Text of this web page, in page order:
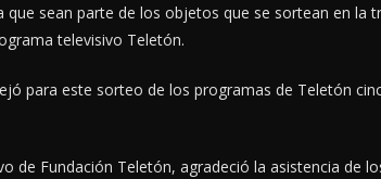
sean parte de los objetos que se sortean en la
televisivo Teletón.
para este sorteo de los programas de Teletón
de Fundación Teletón, agradeció la asistencia de